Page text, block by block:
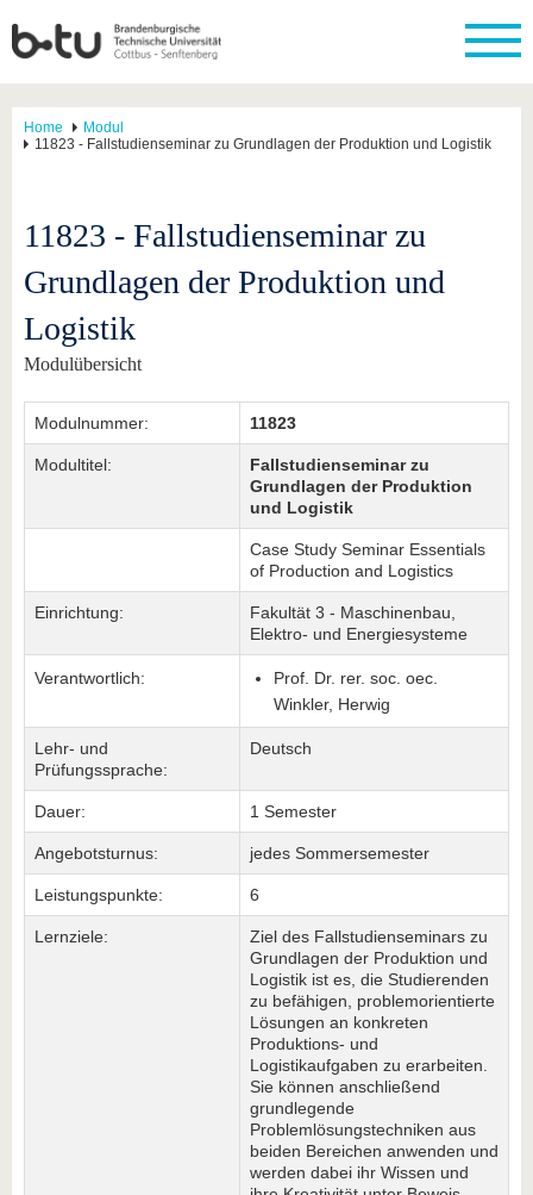
Home
Modul
11823 - Fallstudienseminar zu Grundlagen der Produktion und Logistik
11823 - Fallstudienseminar zu
Grundlagen der Produktion und
Logistik
Modulübersicht
Modulnummer: 11823
Modultitel:
Fallstudienseminar zu
Grundlagen der Produktion
und Logistik
Case Study Seminar Essentials
of Production and Logistics
Einrichtung:
Fakultät 3 - Maschinenbau,
Elektro- und Energiesysteme
Verantwortlich:
Prof. Dr. rer. soc. oec.
Winkler, Herwig
Lehr- und
Prüfungssprache:
Deutsch
Dauer: 1 Semester
Angebotsturnus: jedes Sommersemester
Leistungspunkte: 6
Lernziele:
Ziel des Fallstudienseminars zu
Grundlagen der Produktion und
Logistik ist es, die Studierenden
zu befähigen, problemorientierte
Lösungen an konkreten
Produktions- und
Logistikaufgaben zu erarbeiten.
Sie können anschließend
grundlegende
Problemlösungstechniken aus
beiden Bereichen anwenden und
werden dabei ihr Wissen und